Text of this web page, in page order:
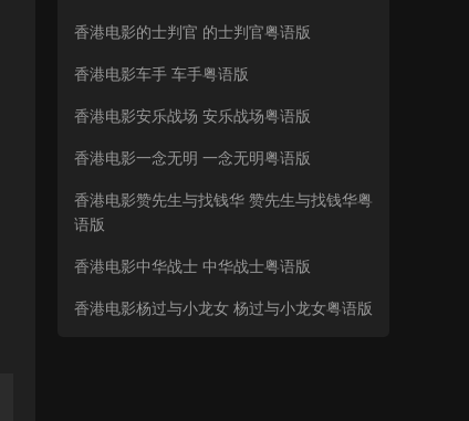
香港电影的士判官 的士判官粤语版
香港电影车手 车手粤语版
香港电影安乐战场 安乐战场粤语版
香港电影一念无明 一念无明粤语版
香港电影赞先生与找钱华 赞先生与找钱华粤
语版
香港电影中华战士 中华战士粤语版
香港电影杨过与小龙女 杨过与小龙女粤语版